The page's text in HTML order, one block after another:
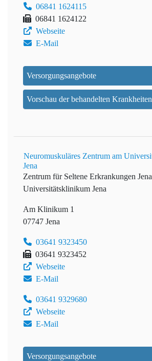
06841 1624115
06841 1624122
Webseite
E-Mail
Versorgungsangebote
Vorschau der behandelten Krankheiten
Neuromuskuläres Zentrum am
Jena
Zentrum für Seltene Erkrankungen Jena
Universitätsklinikum Jena
Am Klinikum 1
07747 Jena
03641 9323450
03641 9323452
Webseite
E-Mail
03641 9329680
Webseite
E-Mail
Versorgungsangebote